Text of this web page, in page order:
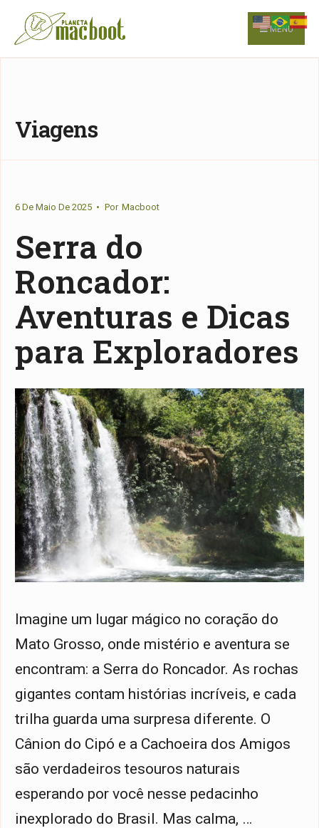
Skip
to
MENU
Viagens
6 De Maio De 2025 • Por Macboot
Serra do
Roncador:
Aventuras e Dicas
para Exploradores
Imagine um lugar mágico no coração do
Mato Grosso, onde mistério e aventura se
encontram: a Serra do Roncador. As rochas
gigantes contam histórias incríveis, e cada
trilha guarda uma surpresa diferente. O
Cânion do Cipó e a Cachoeira dos Amigos
são verdadeiros tesouros naturais
esperando por você nesse pedacinho
inexplorado do Brasil. Mas calma, …